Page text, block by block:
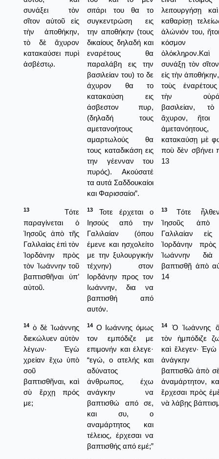
συνάξει τὸν
σῖτον αὐτοῦ εἰς
τὴν ἀποθήκην,
τὸ δὲ ἄχυρον
κατακαύσει πυρὶ
ἀσβέστῳ.
σιτάρι του θα το
συγκεντρώση εις
την αποθήκην (τους
δικαίους δηλαδή και
εναρέτους θα
παραλάβη εις την
βασιλείαν του) το δε
άχυρον θα το
κατακαύση εις
άσβεστον πυρ,
(δηλαδή τους
αμετανοήτους
αμαρτωλούς θα
τους καταδικάση εις
την γέενναν του
πυρός). Ακούσατέ
τα αυτά Σαδδουκαίοι
και Φαρισσαίοι”.
λειτουργήσῃ
καθαρίσῃ
ἁλώνιόν του,
κόσμον
συνάξῃ τὸν
εἰς τὴν ἀποθήκην,
τοὺς
τὴν
βασιλείαν,
ἄχυρον, ἤτοι
κατακαύσῃ μὲ
ποὺ δὲν σβήνει
13
13
Τότε
παραγίνεται ὁ
Ἰησοῦς ἀπὸ τῆς
Γαλιλαίας ἐπὶ τὸν
Ἰορδάνην πρὸς
τὸν Ἰωάννην τοῦ
βαπτισθῆναι ὑπ’
αὐτοῦ.
13
Τοτε έρχεται ο
Ιησούς από την
Γαλιλαίαν (όπου
έμενε και ησχολείτο
με την ξυλουργικήν
τέχνην) στον
Ιορδάνην προς τον
Ιωάννην, δια να
βαπτισθή από
αυτόν.
13
Τότε
Ἰησοῦς ἀπὸ
Γαλιλαίαν
Ἰορδάνην
Ἰωάννην
βαπτισθῇ ἀπὸ
14
14 ὁ δὲ Ἰωάννης
διεκώλυεν αὐτὸν
λέγων· Ἐγὼ
χρείαν ἔχω ὑπὸ
σοῦ
βαπτισθῆναι, καὶ
σὺ ἔρχῃ πρός
με;
14 Ο Ιωάννης όμως
τον εμπόδιζε με
επιμονήν και έλεγε·
“εγώ, ο ατελής και
αδύνατος
άνθρωπος, έχω
ανάγκην να
βαπτισθώ από σε,
και συ, ο
αναμάρτητος και
τέλειος, έρχεσαι να
βαπτισθής από εμέ;”
14
Ὁ Ἰωάννης
τὸν ἠμπόδιζε
καὶ ἔλεγεν·
ἀνάγκην
βαπτισθῶ ἀπὸ
ἀναμάρτητον,
ἔρχεσαι πρὸς
νὰ λάβῃς